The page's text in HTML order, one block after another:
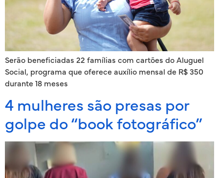
Serão beneficiadas 22 famílias com cartões do Aluguel
Social, programa que oferece auxílio mensal de R$ 350
durante 18 meses
4 mulheres são presas por
golpe do “book fotográfico”